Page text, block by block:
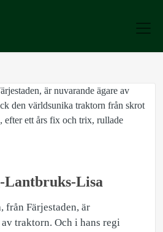
Lantbruks-Lisa
från Färjestaden, är
traktorn. Och i hans regi